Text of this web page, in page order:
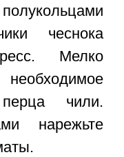
чеснока
Мелко
чили.
нарежьте